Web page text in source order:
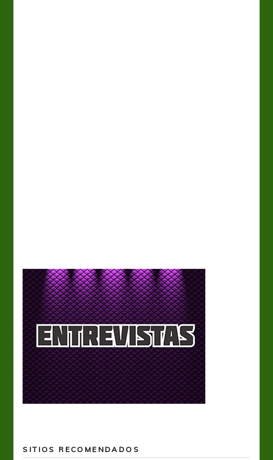
SITIOS RECOMENDADOS